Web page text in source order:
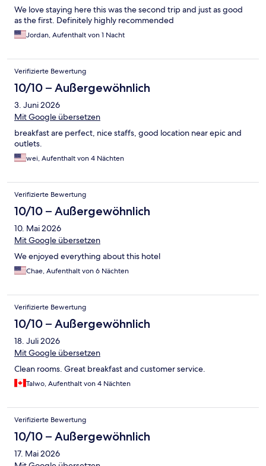
We love staying here this was the second trip and just as good
as the first. Definitely highly recommended
Jordan, Aufenthalt von 1 Nacht
Verifizierte Bewertung
10/10 – Außergewöhnlich
3. Juni 2026
Mit Google übersetzen
breakfast are perfect, nice staffs, good location near epic and
outlets.
wei, Aufenthalt von 4 Nächten
Verifizierte Bewertung
10/10 – Außergewöhnlich
10. Mai 2026
Mit Google übersetzen
We enjoyed everything about this hotel
Chae, Aufenthalt von 6 Nächten
Verifizierte Bewertung
10/10 – Außergewöhnlich
18. Juli 2026
Mit Google übersetzen
Clean rooms. Great breakfast and customer service.
TaIwo, Aufenthalt von 4 Nächten
Verifizierte Bewertung
10/10 – Außergewöhnlich
17. Mai 2026